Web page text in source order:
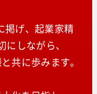
掲げ、起業家精
しながら、
共に歩みます。